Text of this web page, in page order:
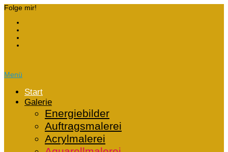
Folge mir!
Menü
Start
Galerie
Energiebilder
Auftragsmalerei
Acrylmalerei